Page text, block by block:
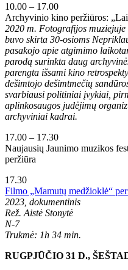
10.00 – 17.00
Archyvinio kino peržiūros:
2020 m. Fotografijos
buvo skirta 30-osioms
pasakojo apie atgimimo
parodą surinkta daug
parengta išsami kino
dešimtojo dešimtmečių
svarbiausi politiniai įvykiai,
aplinkosaugos judėjimų
archyviniai kadrai.
17.00 – 17.30
Naujausių Jaunimo muzikos
peržiūra
17.30
Filmo „Mamutų medžioklė“
2023, dokumentinis
Rež. Aistė Stonytė
N-7
Trukmė: 1h 34 min.
RUGPJŪČIO 31 D.,